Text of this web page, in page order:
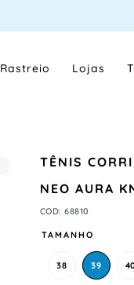
Rastreio Lojas
TÊNIS
NEO AURA
COD:68810
TAMANHO
38 39